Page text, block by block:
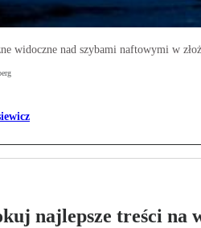
widoczne nad szybami naftowymi w
najlepsze treści na